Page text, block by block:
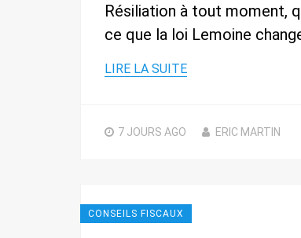
Résiliation à tout moment,
ce que la loi Lemoine
LIRE LA SUITE
7 JOURS AGO ERIC MARTIN
CONSEILS FISCAUX